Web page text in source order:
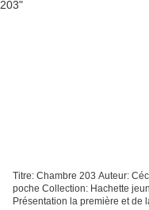
Titre: Chambre 203 Auteur:
poche Collection: Hachette
Présentation la première et de